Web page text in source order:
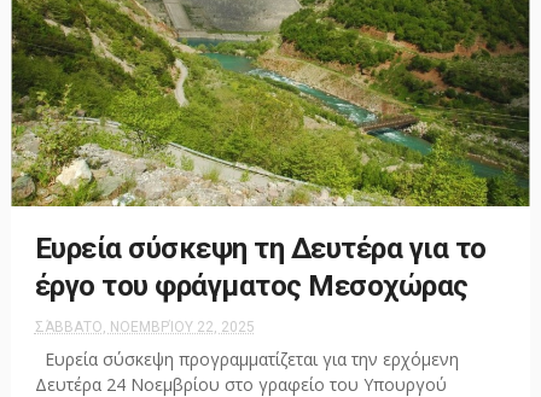
Ευρεία σύσκεψη τη Δευτέρα για το
έργο του φράγματος Μεσοχώρας
ΣΆΒΒΑΤΟ, ΝΟΕΜΒΡΊΟΥ 22, 2025
Ευρεία σύσκεψη προγραμματίζεται για την ερχόμενη
Δευτέρα 24 Νοεμβρίου στο γραφείο του Υπουργού